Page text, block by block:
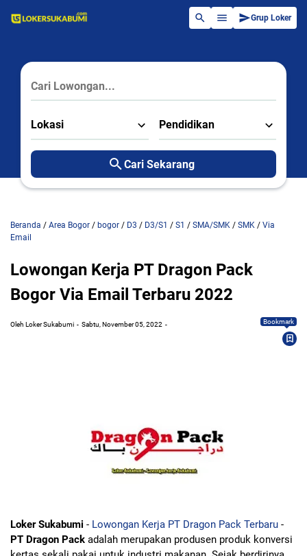
Grup Loker
Lokasi Pendidikan
Cari Sekarang
Beranda / Area Bogor / bogor / D3 / D3/S1 / S1 / SMA/SMK / SMK / Via
Email
Lowongan Kerja PT Dragon Pack
Bogor Via Email Terbaru 2022
Oleh Loker Sukabumi Sabtu, November 05, 2022 Bookmark
Loker Sukabumi - Lowongan Kerja PT Dragon Pack Terbaru -
PT Dragon Pack adalah merupakan produsen produk konversi